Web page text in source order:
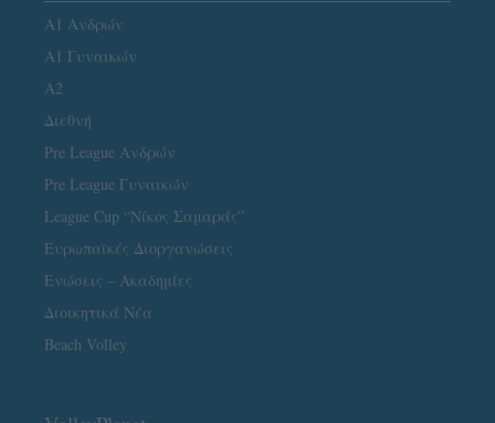
Α1 Ανδρών
Α1 Γυναικών
A2
Διεθνή
Pre League Ανδρών
Pre League Γυναικών
League Cup “Νίκος Σαμαράς”
Ευρωπαϊκές Διοργανώσεις
Ενώσεις – Ακαδημίες
Διοικητικά Νέα
Beach Volley